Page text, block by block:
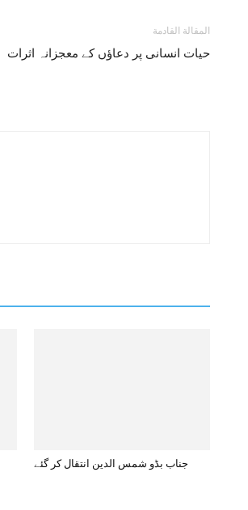
المقالة القادمة
حیات انسانی پر دعاؤں کے معجزانہ اثرات
جناب بڈو شمس الدین انتقال کر گئے